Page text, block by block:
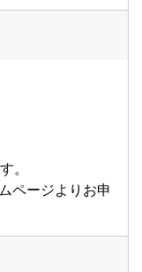
。
ページよりお申